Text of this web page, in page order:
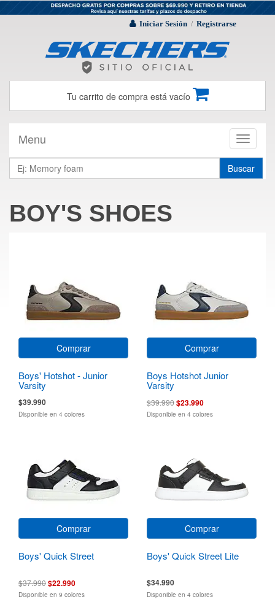
Iniciar Sesión / Registrarse
Tu carrito de compra está vacío
Toggle
Menu
Buscar
BOY'S SHOES
Comprar
Boys' Hotshot - Junior
Varsity
$39.990
Disponible en 4 colores
Comprar
Boys Hotshot Junior
Varsity
$39.990$23.990
Disponible en 4 colores
Comprar
Boys' Quick Street
$37.990$22.990
Disponible en 9 colores
Comprar
Boys' Quick Street Lite
$34.990
Disponible en 4 colores